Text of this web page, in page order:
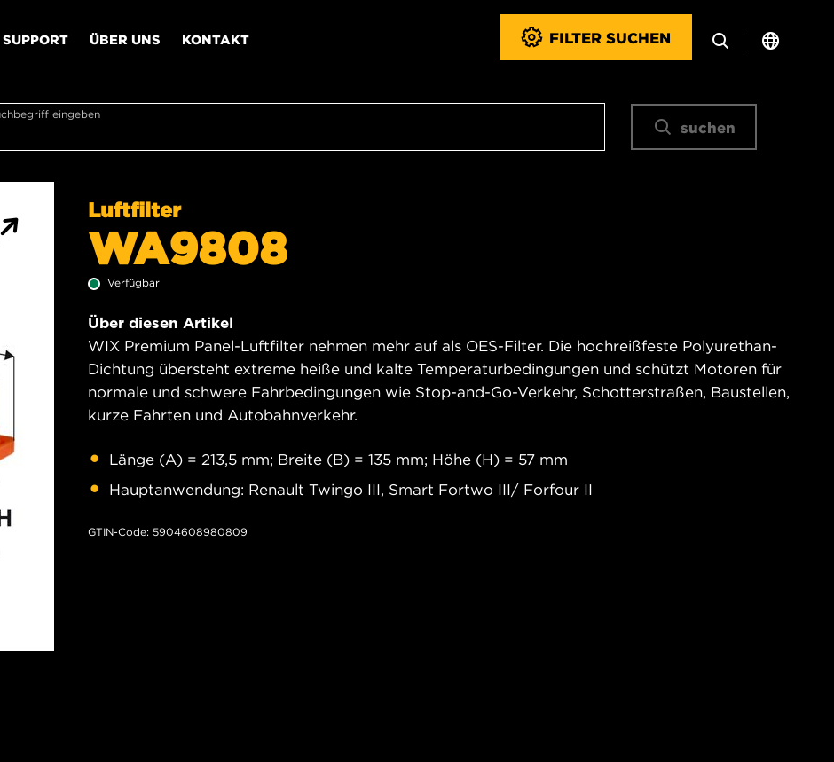
SUPPORT ÜBER UNS KONTAKT FILTER SUCHEN
eingeben
suchen
Luftfilter
WA9808
Verfügbar
Über diesen Artikel
WIX Premium Panel-Luftfilter nehmen mehr auf als OES-Filter. Die hochreißfeste Polyurethan-
Dichtung übersteht extreme heiße und kalte Temperaturbedingungen und schützt Motoren für
normale und schwere Fahrbedingungen wie Stop-and-Go-Verkehr, Schotterstraßen, Baustellen,
kurze Fahrten und Autobahnverkehr.
Länge (A) = 213,5 mm; Breite (B) = 135 mm; Höhe (H) = 57 mm
Hauptanwendung: Renault Twingo III, Smart Fortwo III/ Forfour II
GTIN-Code: 5904608980809